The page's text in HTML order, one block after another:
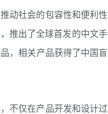
动社会的包容性和便利
推出了全球首发的中文
，相关产品获得了中
不仅在产品开发和设计